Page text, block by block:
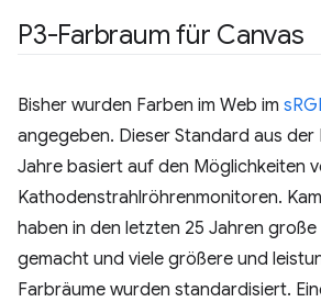
P3-Farbraum für Canvas
Bisher wurden Farben im Web im
angegeben. Dieser Standard aus
Jahre basiert auf den Möglichkeiten
Kathodenstrahlröhrenmonitoren.
haben in den letzten 25 Jahren
gemacht und viele größere und
Farbräume wurden standardisiert.